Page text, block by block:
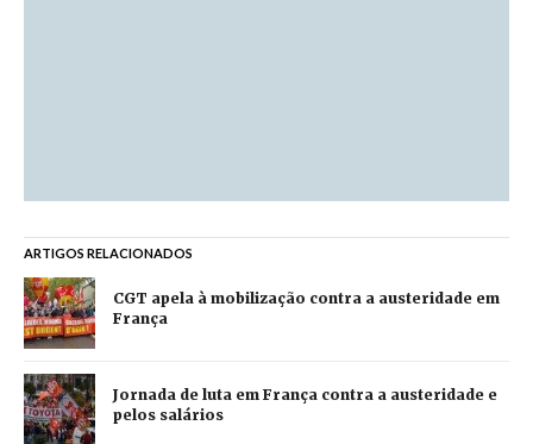
ARTIGOS RELACIONADOS
CGT apela à mobilização contra a austeridade em
França
Jornada de luta em França contra a austeridade e
pelos salários